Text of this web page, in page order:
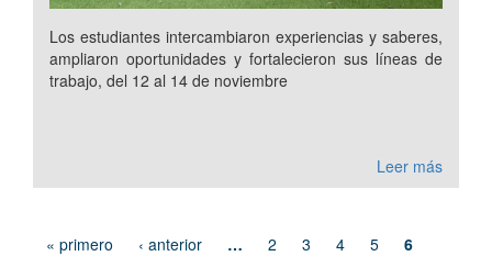
Los estudiantes intercambiaron experiencias y saberes,
ampliaron oportunidades y fortalecieron sus líneas de
trabajo, del 12 al 14 de noviembre
Leer más
« primero ‹ anterior … 2 3 4 5
6